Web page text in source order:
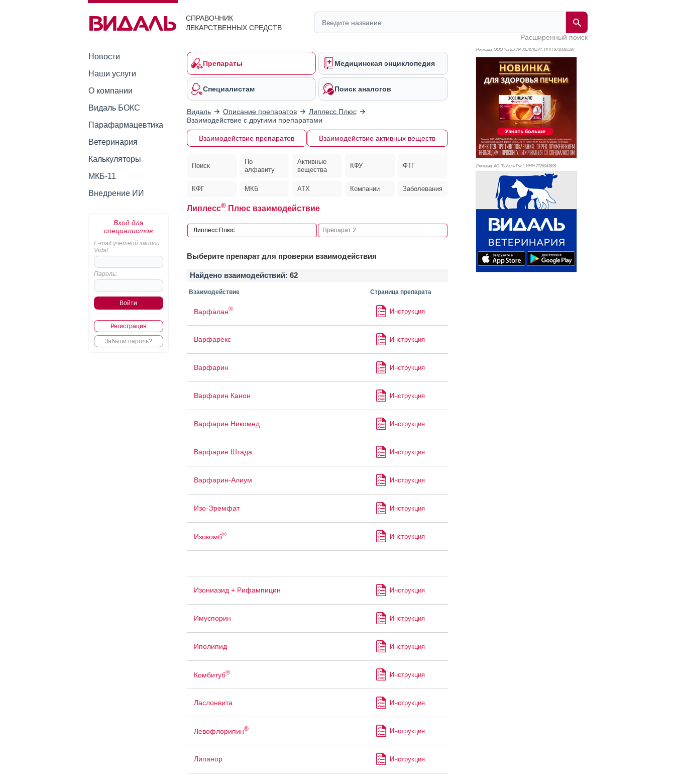
СПРАВОЧНИК
ЛЕКАРСТВЕННЫХ СРЕДСТВ
Расширенный поиск
Новости
Наши услуги
О компании
Видаль БОКС
Парафармацевтика
Ветеринария
Калькуляторы
МКБ-11
Внедрение ИИ
Вход для
специалистов
E-mail учетной записи
Vidal:
Пароль:
Регистрация
Забыли пароль?
Препараты Медицинская энциклопедия
Специалистам Поиск аналогов
Видаль Описание препаратов
Липлесс Плюс
Взаимодействие с другими препаратами
Взаимодействие препаратов Взаимодействие активных веществ
Поиск
По
алфавиту
Активные
вещества
КФУ ФТГ
КФГ МКБ АТХ Компании Заболевания
Липлесс®Плюс взаимодействие
Выберите препарат для проверки взаимодействия
Найдено взаимодействий: 62
Взаимодействие Страница препарата
Варфалан® Инструкция
Варфарекс Инструкция
Варфарин Инструкция
Варфарин Канон Инструкция
Варфарин Никомед Инструкция
Варфарин Штада Инструкция
Варфарин-Алиум Инструкция
Изо-Эремфат Инструкция
Изокомб® Инструкция
Изониазид + Рифампицин Инструкция
Имуспорин Инструкция
Иполипид Инструкция
Комбитуб® Инструкция
Ласлонвита Инструкция
Левофлорипин® Инструкция
Липанор Инструкция
Реклама. ООО "ОПЕЛЛА ХЕЛСКЕА", ИНН 9710085580
Реклама. АО "Видаль Рус", ИНН 7728043605